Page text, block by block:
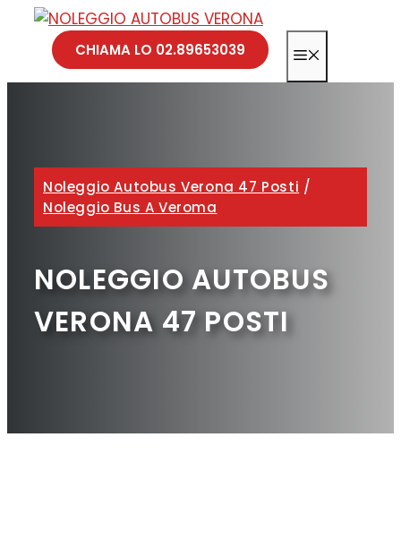
contenuto
CHIAMA LO 02.89653039
Noleggio Autobus Verona 47 Posti /
Noleggio Bus A Veroma
NOLEGGIO AUTOBUS
VERONA 47 POSTI